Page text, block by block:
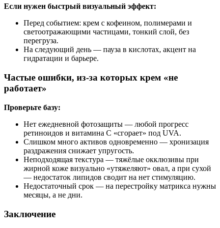
Если нужен быстрый визуальный эффект:
Перед событием: крем с кофеином, полимерами и
светоотражающими частицами, тонкий слой, без
перегруза.
На следующий день — пауза в кислотах, акцент на
гидратации и барьере.
Частые ошибки, из‑за которых крем «не
работает»
Проверьте базу:
Нет ежедневной фотозащиты — любой прогресс
ретиноидов и витамина С «сгорает» под UVA.
Слишком много активов одновременно — хронизация
раздражения снижает упругость.
Неподходящая текстура — тяжёлые окклюзивы при
жирной коже визуально «утяжеляют» овал, а при сухой
— недостаток липидов сводит на нет стимуляцию.
Недостаточный срок — на перестройку матрикса нужны
месяцы, а не дни.
Заключение